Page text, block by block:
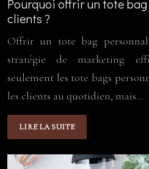
Pourquoi offrir un tote
clients ?
Offrir un tote bag
stratégie de marketing
seulement les tote bags
les clients au quotidien, mais…
LIRE LA SUITE